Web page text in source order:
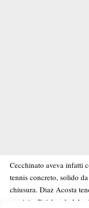
Cecchinato aveva infatti
tennis concreto, solido
chiusura. Diaz Acosta
servizio. Il tiebreak del